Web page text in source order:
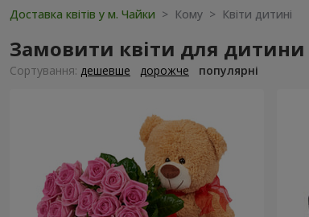
Доставка квітів у м. Чайки > Кому > Квіти дитині
Замовити квіти для дитини
Сортування: дешевше дорожче популярні